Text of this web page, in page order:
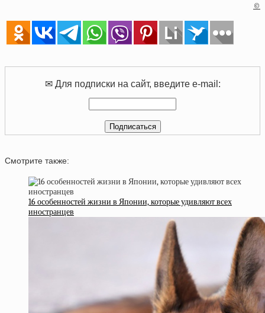
©
✉ Для подписки на сайт, введите e-mail:
Смотрите также:
16 особенностей жизни в Японии, которые удивляют всех
иностранцев